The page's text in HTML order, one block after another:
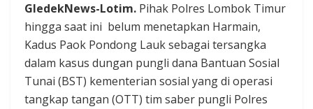
GledekNews-Lotim. Pihak Polres Lombok Timur
hingga saat ini belum menetapkan Harmain,
Kadus Paok Pondong Lauk sebagai tersangka
dalam kasus dungan pungli dana Bantuan Sosial
Tunai (BST) kementerian sosial yang di operasi
tangkap tangan (OTT) tim saber pungli Polres